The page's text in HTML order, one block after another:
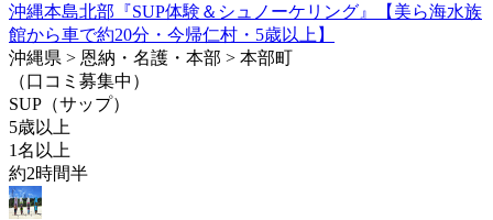
沖縄本島北部『SUP体験＆シュノーケリング』【美ら海水族
館から車で約20分・今帰仁村・5歳以上】
沖縄県 > 恩納・名護・本部 > 本部町
（口コミ募集中）
SUP（サップ）
5歳以上
1名以上
約2時間半